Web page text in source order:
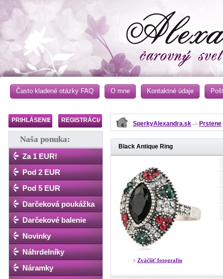
Často kladené otázky FAQ O mne Kontaktné údaje
PRIHLÁSENIE REGISTRÁCIA
Naša ponuka:
Za 1 EUR!
Pod 2 EUR
Pod 5 EUR
Darčeková poukážka
Darčekové balenie
Novinky
Náhrdelníky
Náramky
SperkyAlexandra.sk -> Prstene
Black Antique Ring
Zväčšiť fotografiu